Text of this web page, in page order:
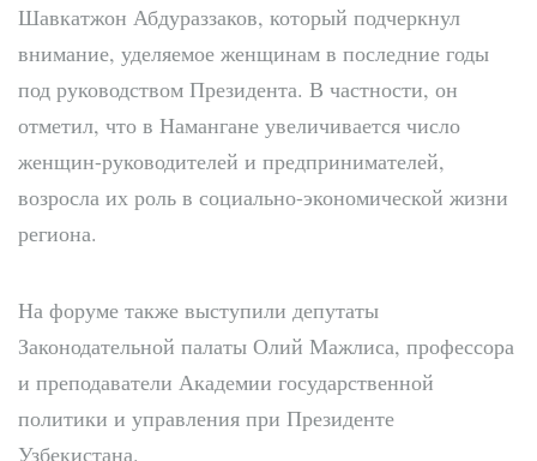
Шавкатжон Абдураззаков, который подчеркнул
внимание, уделяемое женщинам в последние годы
под руководством Президента. В частности, он
отметил, что в Намангане увеличивается число
женщин-руководителей и предпринимателей,
возросла их роль в социально-экономической жизни
региона.
На форуме также выступили депутаты
Законодательной палаты Олий Мажлиса, профессора
и преподаватели Академии государственной
политики и управления при Президенте
Узбекистана.